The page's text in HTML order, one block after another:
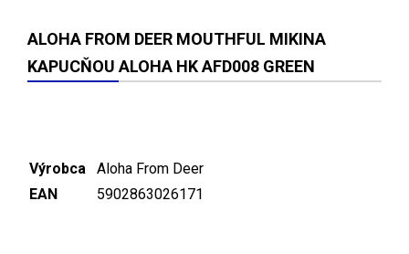
ALOHA FROM DEER MOUTHFUL MIKINA
KAPUCŇOU ALOHA HK AFD008 GREEN
Výrobca
Aloha From Deer
EAN
5902863026171